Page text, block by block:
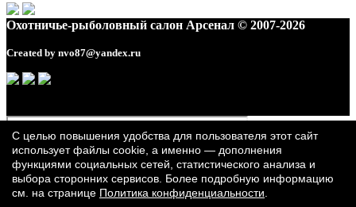
Охотничье-рыболовный салон Арсенал © 2007-2026
Created by nvo87@yandex.ru
С целью повышения удобства для пользователя этот сайт
использует файлы cookie, а именно — дополнения
функциями социальных сетей, статистического анализа и
выбора сторонних сервисов. Более подробную информацию
см. на странице Политика конфиденциальности